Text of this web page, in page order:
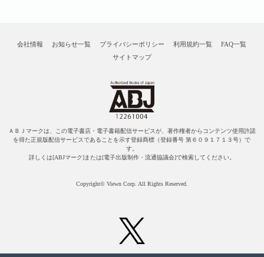
会社情報 お知らせ一覧 プライバシーポリシー 利用規約一覧
FAQ一覧
サイトマップ
ＡＢＪマークは、この電子書店・電子書籍配信サービスが、著作権者からコンテンツ使用許諾
を得た正規版配信サービスであることを示す登録商標（登録番号 第６０９１７１３号）で
す。
詳しくは[ABJマーク]または[電子出版制作・流通協議会]で検索してください。
Copyright© Viewn Corp. All Rights Reserved.